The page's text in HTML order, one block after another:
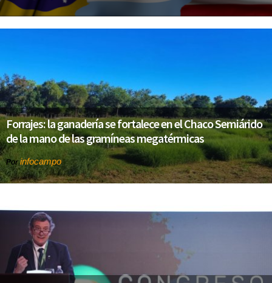
Forrajes: la ganadería se fortalece en el Chaco Semiárido
de la mano de las gramíneas megatérmicas
Porinfocampo